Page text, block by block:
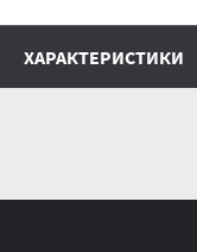
ХАРАКТЕРИСТИКИ
Размер листа